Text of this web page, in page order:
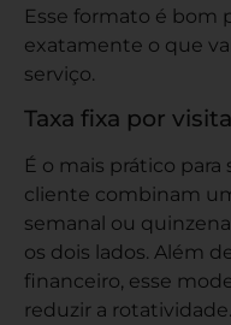
Esse formato é bom
exatamente o que
serviço.
Taxa fixa por visita
É o mais prático para
cliente combinam
semanal ou
os dois lados. Além
financeiro, esse
reduzir a rotatividade.